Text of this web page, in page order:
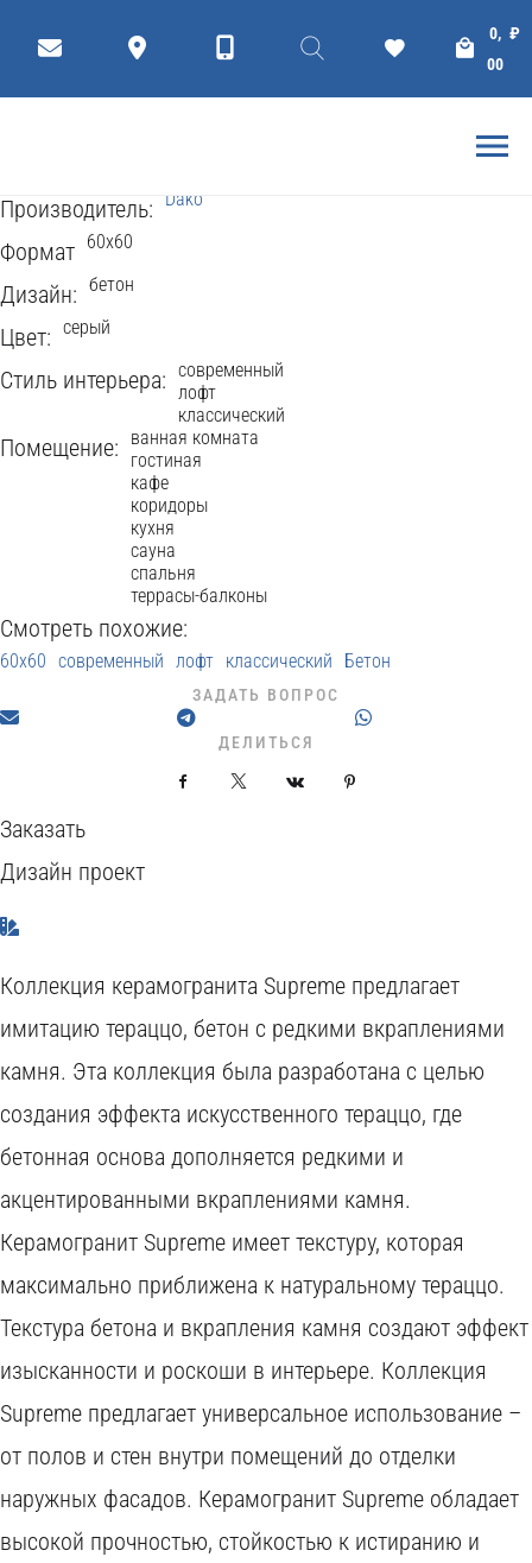
₽
0,
00
Коллекция керамогранита Supreme предлагает
имитацию тераццо, бетон с редкими вкраплениями
камня. Эта коллекция была разработана с целью
создания эффекта искусственного тераццо, где
бетонная основа дополняется редкими и
акцентированными вкраплениями камня.
Керамогранит Supreme имеет текстуру, которая
максимально приближена к натуральному тераццо.
Текстура бетона и вкрапления камня создают эффект
изысканности и роскоши в интерьере. Коллекция
Supreme предлагает универсальное использование –
от полов и стен внутри помещений до отделки
наружных фасадов. Керамогранит Supreme обладает
высокой прочностью, стойкостью к истиранию и
SUPREME 60x60
Производитель: Dako
Формат 60x60
Дизайн: бетон
Цвет: серый
Стиль интерьера: современный
лофт
классический
Помещение:
ванная комната
гостиная
кафе
коридоры
кухня
сауна
спальня
террасы-балконы
Смотреть похожие:
60x60 современный лофт классический Бетон
ЗАДАТЬ ВОПРОС
ДЕЛИТЬСЯ
Facebook VKontakte
Заказать
Дизайн проект
W